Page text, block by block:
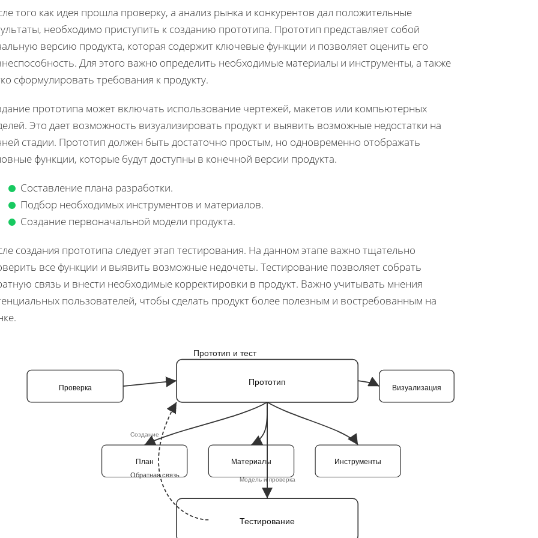
того как идея прошла проверку, а анализ рынка и конкурентов дал положительные
необходимо приступить к созданию прототипа. Прототип представляет собой
версию продукта, которая содержит ключевые функции и позволяет оценить его
Для этого важно определить необходимые материалы и инструменты, а также
сформулировать требования к продукту.
прототипа может включать использование чертежей, макетов или компьютерных
Это дает возможность визуализировать продукт и выявить возможные недостатки на
стадии. Прототип должен быть достаточно простым, но одновременно отображать
функции, которые будут доступны в конечной версии продукта.
Составление плана разработки.
Подбор необходимых инструментов и материалов.
Создание первоначальной модели продукта.
создания прототипа следует этап тестирования. На данном этапе важно тщательно
все функции и выявить возможные недочеты. Тестирование позволяет собрать
связь и внести необходимые корректировки в продукт. Важно учитывать мнения
пользователей, чтобы сделать продукт более полезным и востребованным на
Прототип и тест
Проверка
Прототип
Визуализация
План Материалы Инструменты
Тестирование
Обратная связь
Создание
Модель и проверка